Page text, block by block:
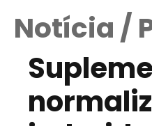
Notícia /